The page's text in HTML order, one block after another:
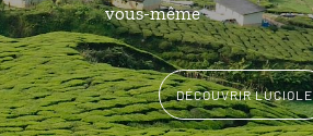
vous-même
DÉCOUVRIR LUCIOLE